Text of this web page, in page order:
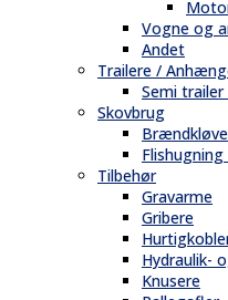
Vogne og
Andet
Trailere /
Semi
Skovbrug
Tilbehør
Gravarme
Gribere
Hydraulik-
Knusere